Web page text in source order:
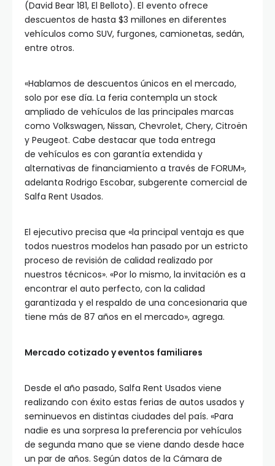
(David Bear 181, El Belloto). El evento ofrece
descuentos de hasta $3 millones en diferentes
vehículos como SUV, furgones, camionetas, sedán,
entre otros.
«Hablamos de descuentos únicos en el mercado,
solo por ese día. La feria contempla un stock
ampliado de vehículos de las principales marcas
como Volkswagen, Nissan, Chevrolet, Chery, Citroën
y Peugeot. Cabe destacar que toda entrega
de vehículos es con garantía extendida y
alternativas de financiamiento a través de FORUM»,
adelanta Rodrigo Escobar, subgerente comercial de
Salfa Rent Usados.
El ejecutivo precisa que «la principal ventaja es que
todos nuestros modelos han pasado por un estricto
proceso de revisión de calidad realizado por
nuestros técnicos». «Por lo mismo, la invitación es a
encontrar el auto perfecto, con la calidad
garantizada y el respaldo de una concesionaria que
tiene más de 87 años en el mercado», agrega.
Mercado cotizado y eventos familiares
Desde el año pasado, Salfa Rent Usados viene
realizando con éxito estas ferias de autos usados y
seminuevos en distintas ciudades del país. «Para
nadie es una sorpresa la preferencia por vehículos
de segunda mano que se viene dando desde hace
un par de años. Según datos de la Cámara de